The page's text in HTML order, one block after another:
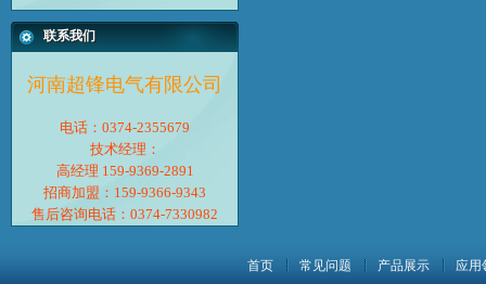
联系我们
河南超锋电气有限公司
电话：0374-2355679
技术经理：
高经理 159-9369-2891
招商加盟：159-9366-9343
售后咨询电话：0374-7330982
首页 常见问题 产品展示 应用